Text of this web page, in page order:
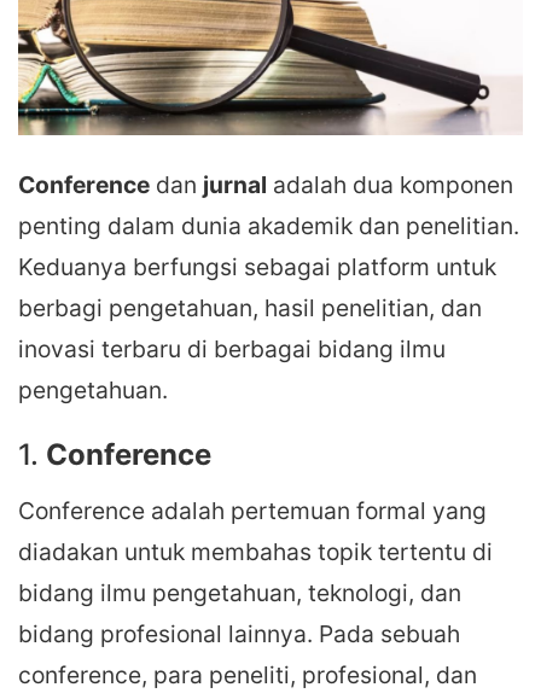
Conference dan jurnal adalah dua komponen
penting dalam dunia akademik dan penelitian.
Keduanya berfungsi sebagai platform untuk
berbagi pengetahuan, hasil penelitian, dan
inovasi terbaru di berbagai bidang ilmu
pengetahuan.
1. Conference
Conference adalah pertemuan formal yang
diadakan untuk membahas topik tertentu di
bidang ilmu pengetahuan, teknologi, dan
bidang profesional lainnya. Pada sebuah
conference, para peneliti, profesional, dan